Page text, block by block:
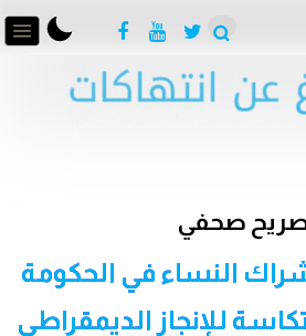
صحفي
النساء في الحكومة
للإنجاز الديمقراطي